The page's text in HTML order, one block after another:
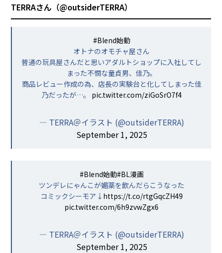
TERRAさん（@outsiderTERRA）
#Blend始動
オトナのオモチャ屋さん
普通の玩具屋さんだと思いアダルトショップに入社してし
まった不憫な童貞男、佳乃。
商品レビュー作成の為、店長の実験台と化してしまった佳
乃だったが…。 pic.twitter.com/ziGoSrO7f4
— TERRA＠イラスト (@outsiderTERRA)
September 1, 2025
#Blend始動#BL漫画
ツンデレにゃんこが媚薬を飲んだらこうなった
コミックシーモア↓ https://t.co/rtgGqcZH49
pic.twitter.com/6h9zvwZgx6
— TERRA＠イラスト (@outsiderTERRA)
September 1, 2025